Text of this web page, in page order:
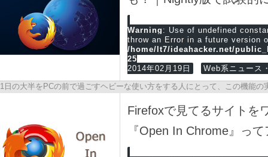
Warning : Use of undefined
throw an Error in a future version
/home/lt7/ideahacker.net/
25
2014年02月19日
Web系ニュース
1日の大半をPCの前で過ごすヘビーな使い方をする人にとって、この機能
Firefoxで見てるサイトを
『Open In Chrome』っ